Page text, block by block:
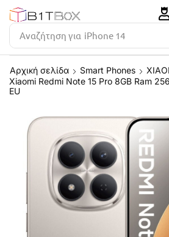
Αναζήτηση για iPhone 14
Αρχική σελίδα Smart Phones
Xiaomi Redmi Note 15 Pro 8GB Ram
EU